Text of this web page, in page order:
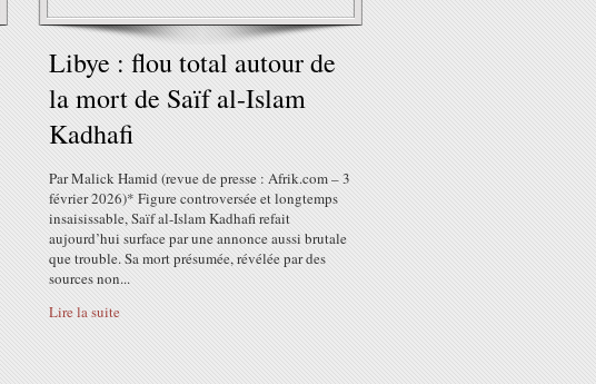
Libye : flou total autour de
la mort de Saïf al-Islam
Kadhafi
Par Malick Hamid (revue de presse : Afrik.com – 3
février 2026)* Figure controversée et longtemps
insaisissable, Saïf al-Islam Kadhafi refait
aujourd’hui surface par une annonce aussi brutale
que trouble. Sa mort présumée, révélée par des
sources non...
Lire la suite